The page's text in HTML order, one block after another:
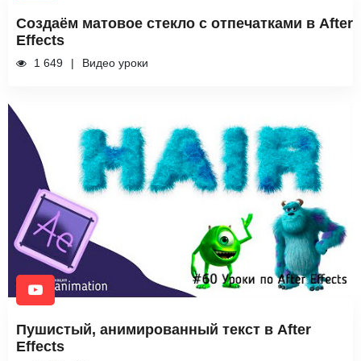
Создаём матовое стекло с отпечатками в After
Effects
1 649 Видео уроки
Пушистый, анимированный текст в After
Effects